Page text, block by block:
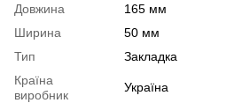
Довжина
165 мм
Ширина
50 мм
Тип
Закладка
Країна
виробник
Україна